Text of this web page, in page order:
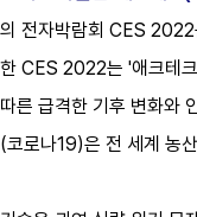
전자박람회 CES
CES 2022는 '애크테
른 급격한 기후 변화와
코로나19)은 전 세계 농